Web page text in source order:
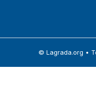
© Lagrada.org •